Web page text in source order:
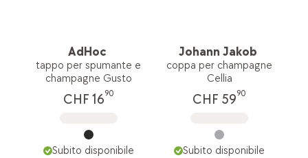
AdHoc
tappo per spumante e
champagne Gusto
CHF 1690
Subito disponibile
Johann Jakob
coppa per champagne
Cellia
CHF 5990
Subito disponibile